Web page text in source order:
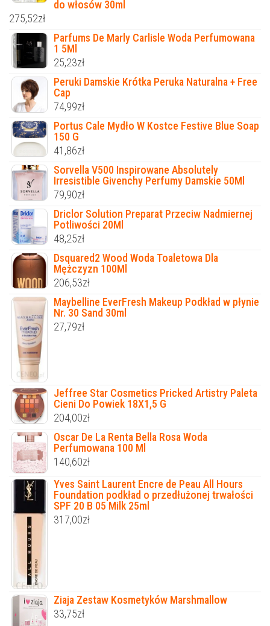
do włosów 30ml
275,52zł
Parfums De Marly Carlisle Woda Perfumowana
1 5Ml
25,23zł
Peruki Damskie Krótka Peruka Naturalna + Free
Cap
74,99zł
Portus Cale Mydło W Kostce Festive Blue Soap
150 G
41,86zł
Sorvella V500 Inspirowane Absolutely
Irresistible Givenchy Perfumy Damskie 50Ml
79,90zł
Driclor Solution Preparat Przeciw Nadmiernej
Potliwości 20Ml
48,25zł
Dsquared2 Wood Woda Toaletowa Dla
Mężczyzn 100Ml
206,53zł
Maybelline EverFresh Makeup Podkład w płynie
Nr. 30 Sand 30ml
27,79zł
Jeffree Star Cosmetics Pricked Artistry Paleta
Cieni Do Powiek 18X1,5 G
204,00zł
Oscar De La Renta Bella Rosa Woda
Perfumowana 100 Ml
140,60zł
Yves Saint Laurent Encre de Peau All Hours
Foundation podkład o przedłużonej trwałości
SPF 20 B 05 Milk 25ml
317,00zł
Ziaja Zestaw Kosmetyków Marshmallow
33,75zł